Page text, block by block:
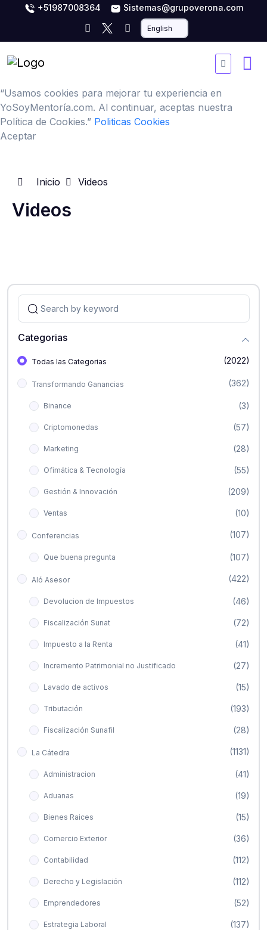
+51987008364 Sistemas@grupoverona.com
“Usamos cookies para mejorar tu experiencia en
YoSoyMentoría.com. Al continuar, aceptas nuestra
Política de Cookies.” Politicas Cookies
Aceptar
Inicio Videos
Videos
Categorias
Todas las Categorias (2022)
Transformando Ganancias (362)
Binance (3)
Criptomonedas (57)
Marketing (28)
Ofimática & Tecnología (55)
Gestión & Innovación (209)
Ventas (10)
Conferencias (107)
Que buena pregunta (107)
Aló Asesor (422)
Devolucion de Impuestos (46)
Fiscalización Sunat (72)
Impuesto a la Renta (41)
Incremento Patrimonial no Justificado (27)
Lavado de activos (15)
Tributación (193)
Fiscalización Sunafil (28)
La Cátedra (1131)
Administracion (41)
Aduanas (19)
Bienes Raices (15)
Comercio Exterior (36)
Contabilidad (112)
Derecho y Legislación (112)
Emprendedores (52)
Estrategia Laboral (137)